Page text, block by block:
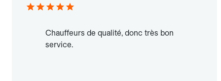
Chauffeurs de qualité, donc très bon
service.